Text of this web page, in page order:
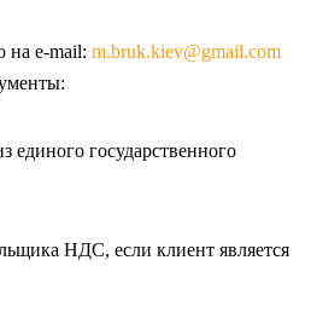
на e-mail: m.bruk.kiev@gmail.com
единого государственного
НДС, если клиент является